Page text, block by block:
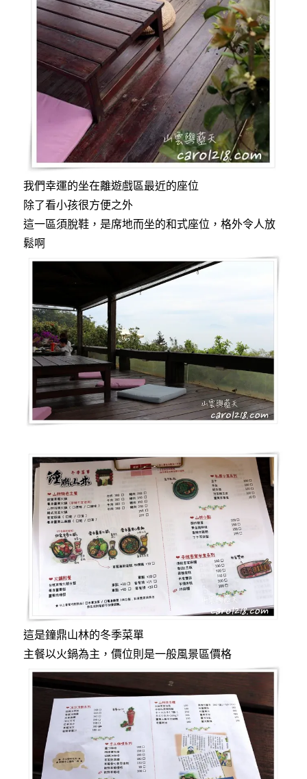
我們幸運的坐在離遊戲區最近的座位
除了看小孩很方便之外
這一區須脫鞋，是席地而坐的和式座位，格外令人放
鬆啊
這是鐘鼎山林的冬季菜單
主餐以火鍋為主，價位則是一般風景區價格